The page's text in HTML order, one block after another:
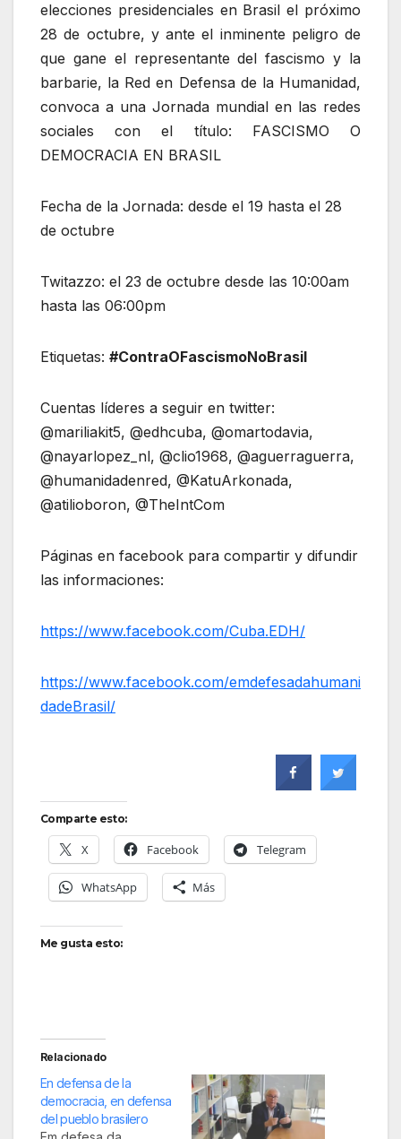
elecciones presidenciales en Brasil el próximo
28 de octubre, y ante el inminente peligro de
que gane el representante del fascismo y la
barbarie, la Red en Defensa de la Humanidad,
convoca a una Jornada mundial en las redes
sociales con el título: FASCISMO O
DEMOCRACIA EN BRASIL
Fecha de la Jornada: desde el 19 hasta el 28
de octubre
Twitazzo: el 23 de octubre desde las 10:00am
hasta las 06:00pm
Etiquetas: #ContraOFascismoNoBrasil
Cuentas líderes a seguir en twitter:
@mariliakit5, @edhcuba, @omartodavia,
@nayarlopez_nl, @clio1968, @aguerraguerra,
@humanidadenred, @KatuArkonada,
@atilioboron, @TheIntCom
Páginas en facebook para compartir y difundir
las informaciones:
https://www.facebook.com/Cuba.EDH/
https://www.facebook.com/emdefesadahumani
dadeBrasil/
Comparte esto:
X Facebook Telegram
WhatsApp Más
Me gusta esto:
Relacionado
En defensa de la
democracia, en defensa
del pueblo brasilero